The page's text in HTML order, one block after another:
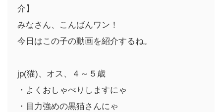
介】
みなさん、こんばんワン！
今日はこの子の動画を紹介するね。
jp(猫)、オス、４～５歳
・よくおしゃべりしますにゃ
・目力強めの黒猫さんにゃ